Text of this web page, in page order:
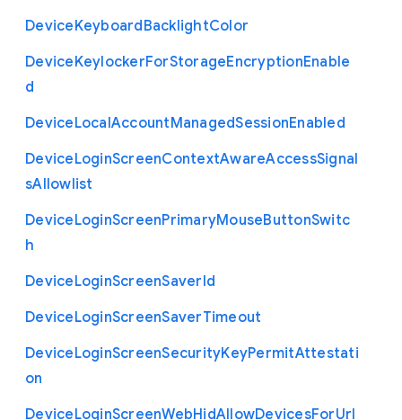
DeviceKeyboardBacklightColor
DeviceKeylockerForStorageEncryptionEnable
d
DeviceLocalAccountManagedSessionEnabled
DeviceLoginScreenContextAwareAccessSignal
sAllowlist
DeviceLoginScreenPrimaryMouseButtonSwitc
h
DeviceLoginScreenSaverId
DeviceLoginScreenSaverTimeout
DeviceLoginScreenSecurityKeyPermitAttestati
on
DeviceLoginScreenWebHidAllowDevicesForUrl